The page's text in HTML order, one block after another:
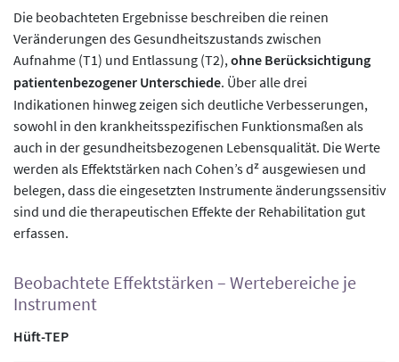
Die beobachteten Ergebnisse beschreiben die reinen
Veränderungen des Gesundheitszustands zwischen
Aufnahme (T1) und Entlassung (T2), ohne Berücksichtigung
patientenbezogener Unterschiede. Über alle drei
Indikationen hinweg zeigen sich deutliche Verbesserungen,
sowohl in den krankheitsspezifischen Funktionsmaßen als
auch in der gesundheitsbezogenen Lebensqualität. Die Werte
werden als Effektstärken nach Cohen’s dᶻ ausgewiesen und
belegen, dass die eingesetzten Instrumente änderungssensitiv
sind und die therapeutischen Effekte der Rehabilitation gut
erfassen.
Beobachtete Effektstärken – Wertebereiche je
Instrument
Hüft-TEP